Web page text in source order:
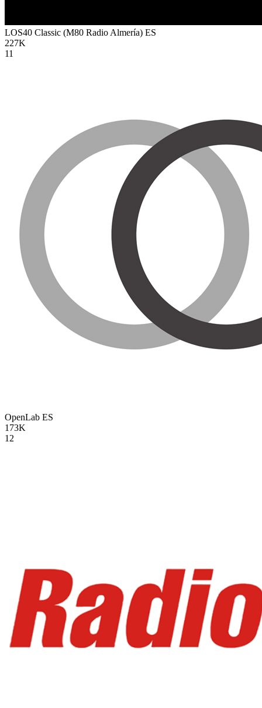
LOS40 Classic (M80 Radio Almería) ES
227K
11
OpenLab ES
173K
12